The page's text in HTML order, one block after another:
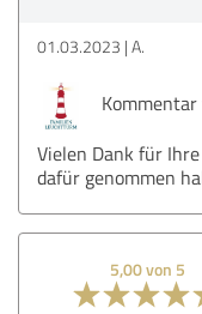
01.03.2023 A.
Vielen Dank für
dafür genommen
5,00 von 5